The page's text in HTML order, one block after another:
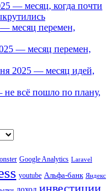
— месяц, когда почти
месяц перемен,
— месяц перемен,
2025 — месяц идей,
всё пошло по плану,
Google Analytics Laravel
youtube Альфа-банк Яндекс
инвестиции